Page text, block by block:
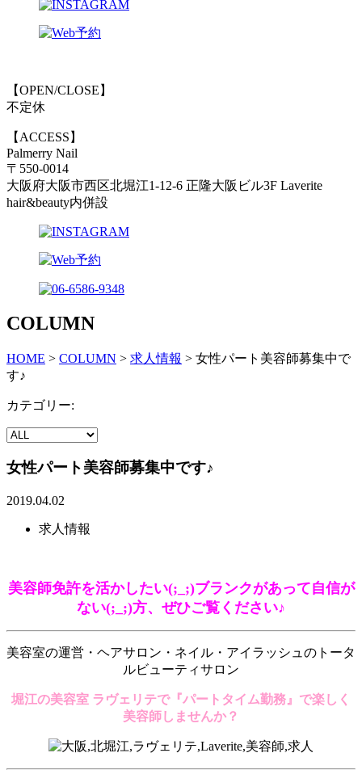
【OPEN/CLOSE】
不定休
【ACCESS】
Palmerry Nail
〒550-0014
大阪府大阪市西区北堀江1-12-6 正隆大阪ビル3F Laverite
hair&beauty内併設
COLUMN
HOME > COLUMN > 求人情報 > 女性パート美容師募集中で
す♪
カテゴリー:
女性パート美容師募集中です♪
2019.04.02
求人情報
美容師免許を活かしたい(;_;)ブランクがあって自信が
ない(;_;)方、ぜひご覧ください♪
美容室の運営・ヘアサロン・ネイル・アイラッシュのトータ
ルビューティサロン
堀江の美容室 ラヴェリテで『パートタイム勤務』で楽しく
美容師しませんか？